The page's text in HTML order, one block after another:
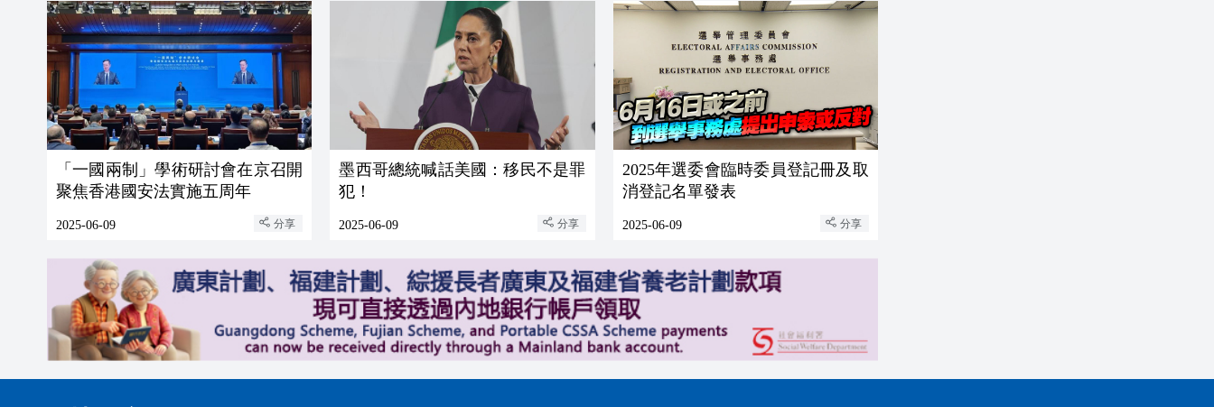
「一國兩制」學術研討會在京召開
聚焦香港國安法實施五周年
2025-06-09 分享
墨西哥總統喊話美國：移民不是罪
犯！
2025-06-09 分享
2025年選委會臨時委員登記冊及取
消登記名單發表
2025-06-09 分享